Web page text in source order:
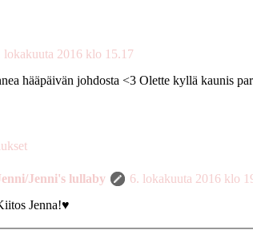
lokakuuta 2016 klo 15.17
hääpäivän johdosta <3 Olette kyllä kaunis
Jenni's lullaby
6. lokakuuta 2016 klo
Jenna!♥